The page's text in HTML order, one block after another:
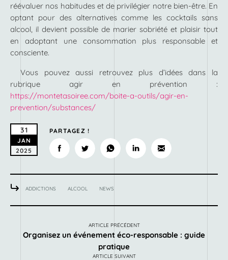
réévaluer nos habitudes et de privilégier notre bien-être. En
optant pour des alternatives comme les cocktails sans
alcool, il devient possible de marier sobriété et plaisir tout
en adoptant une consommation plus responsable et
consciente.
Vous pouvez aussi retrouvez plus d’idées dans la
rubrique agir en prévention :
https://montetasoiree.com/boite-a-outils/agir-en-
prevention/substances/
31
JAN
2025
PARTAGEZ !
ADDICTIONS ALCOOL NEWS
ARTICLE PRÉCÉDENT
Organisez un événement éco-responsable : guide
pratique
ARTICLE SUIVANT